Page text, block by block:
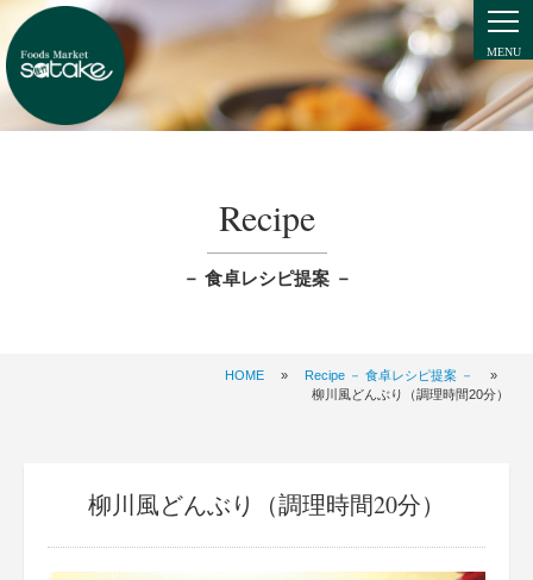
Recipe
－ 食卓レシピ提案 －
HOME » Recipe － 食卓レシピ提案 －
»
柳川風どんぶり（調理時間20分）
柳川風どんぶり（調理時間20分）